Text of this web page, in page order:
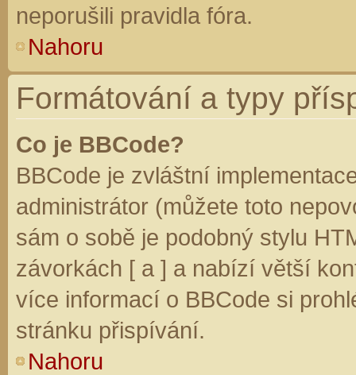
neporušili pravidla fóra.
Nahoru
Formátování a typy
Co je BBCode?
BBCode je zvláštní
administrátor (můžete toto
sám o sobě je podobný stylu
závorkách [ a ] a nabízí větší
více informací o BBCode si
stránku přispívání.
Nahoru